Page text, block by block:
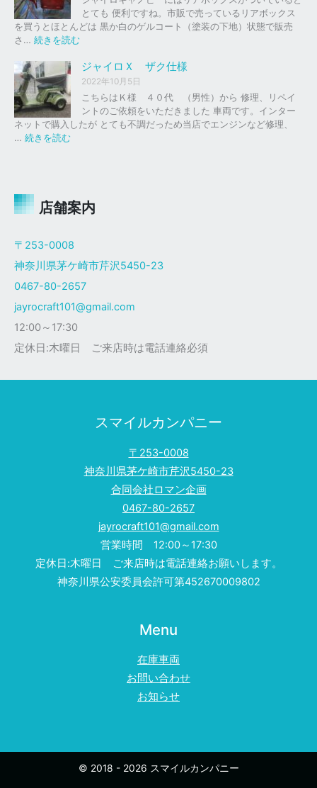
を
は
ま
し
た
。
ッ
ド
キ
ャ
ノ
ピ
ー
ザ
ク
仕
様
とても 便利ですね。市販で売っているリアボックス
を買うとほとんどは 黒か白のゲルコート（塗装の下地）状態で販売
さ… 続きを読む
ア
ボ
ッ
ク
ス
ジャイロＸ ザク仕様
2022年10月5日
こちらはＫ様 ４０代 （男性）から 修理、リペイ
ントのご依頼をいただきました 車両です。インター
ネットで購入したが とても不調だっため当店でエンジンなど修理、
… 続きを読む
Ｘ
ク
様
店舗案内
〒253-0008
神奈川県茅ケ崎市芹沢5450-23
0467-80-2657
jayrocraft101@gmail.com
12:00～17:30
定休日:木曜日 ご来店時は電話連絡必須
スマイルカンパニー
〒253-0008
神奈川県茅ケ崎市芹沢5450-23
合同会社ロマン企画
0467-80-2657
jayrocraft101@gmail.com
営業時間 12:00～17:30
定休日:木曜日 ご来店時は電話連絡お願いします。
神奈川県公安委員会許可第452670009802
Menu
在庫車両
お問い合わせ
お知らせ
© 2018 - 2026 スマイルカンパニー